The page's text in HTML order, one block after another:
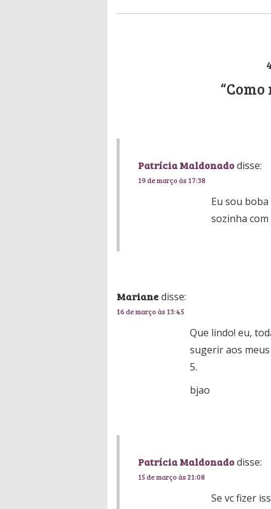
Patrícia Maldonadodisse:
19 de março às 17:38
Eu sou
sozinha
Marianedisse:
16 de março às 13:45
Que lindo! eu,
sugerir aos
5.
bjao
Patrícia Maldonadodisse:
15 de março às 21:08
Se vc fizer